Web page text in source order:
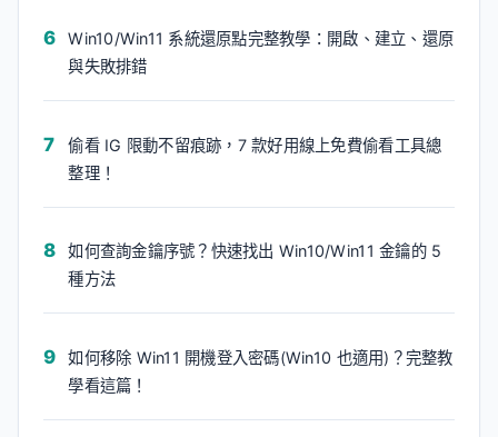
Win10/Win11 系統還原點完整教學：開啟、建立、還原
與失敗排錯
偷看 IG 限動不留痕跡，7 款好用線上免費偷看工具總
整理！
如何查詢金鑰序號？快速找出 Win10/Win11 金鑰的 5
種方法
如何移除 Win11 開機登入密碼(Win10 也適用)？完整教
學看這篇！